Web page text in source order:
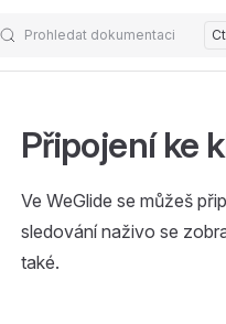
Prohledat dokumentaci
Připojení ke
Ve WeGlide se můžeš
sledování naživo se
také.